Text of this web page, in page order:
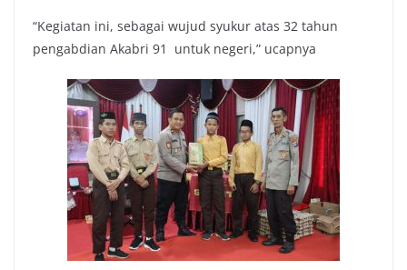
“Kegiatan ini, sebagai wujud syukur atas 32 tahun
pengabdian Akabri 91 untuk negeri,” ucapnya